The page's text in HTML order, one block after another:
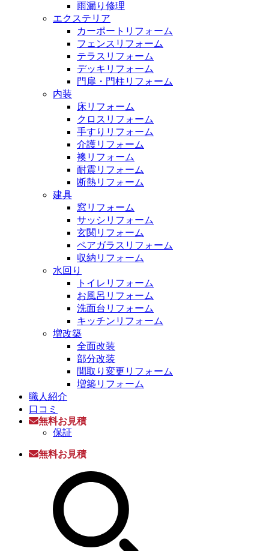
雨漏り修理
エクステリア
カーポートリフォーム
フェンスリフォーム
テラスリフォーム
デッキリフォーム
門扉・門柱リフォーム
内装
床リフォーム
クロスリフォーム
手すりリフォーム
介護リフォーム
襖リフォーム
耐震リフォーム
断熱リフォーム
建具
窓リフォーム
サッシリフォーム
玄関リフォーム
ペアガラスリフォーム
収納リフォーム
水回り
トイレリフォーム
お風呂リフォーム
洗面台リフォーム
キッチンリフォーム
増改築
全面改装
部分改装
間取り変更リフォーム
増築リフォーム
職人紹介
口コミ
無料お見積
保証
無料お見積